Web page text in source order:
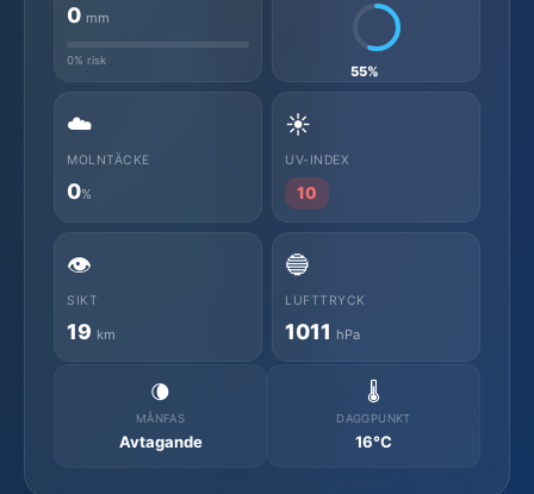
0 mm
0% risk
55%
☁️
MOLNTÄCKE
0%
☀️
UV-INDEX
10
👁️
SIKT
19 km
🔵
LUFTTRYCK
1011 hPa
🌘
MÅNFAS
Avtagande
🌡️
DAGGPUNKT
16°C